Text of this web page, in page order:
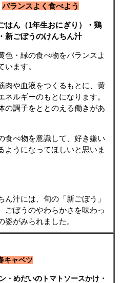
バランスよく食べよう
はん（1年生おにぎり）・鶏
新ごぼうのけんちん汁
色・緑の食べ物をバランスよ
います。
肉や血液をつくるもとに、黄
ネルギーのもとになります。
の調子をととのえる働きがあ
食べ物を意識して、好き嫌い
ようになってほしいと思いま
ん汁には、旬の「新ごぼう」
ごぼうのやわらかさを味わっ
姿がみられました。
キャベツ
・めだいのトマトソースかけ・